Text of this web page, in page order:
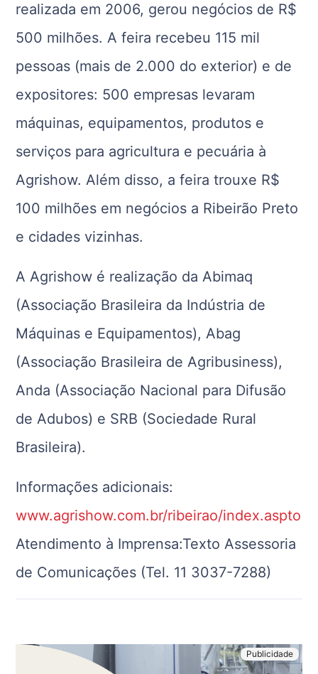
realizada em 2006, gerou negócios de R$
500 milhões. A feira recebeu 115 mil
pessoas (mais de 2.000 do exterior) e de
expositores: 500 empresas levaram
máquinas, equipamentos, produtos e
serviços para agricultura e pecuária à
Agrishow. Além disso, a feira trouxe R$
100 milhões em negócios a Ribeirão Preto
e cidades vizinhas.
A Agrishow é realização da Abimaq
(Associação Brasileira da Indústria de
Máquinas e Equipamentos), Abag
(Associação Brasileira de Agribusiness),
Anda (Associação Nacional para Difusão
de Adubos) e SRB (Sociedade Rural
Brasileira).
Informações adicionais:
www.agrishow.com.br/ribeirao/index.aspto
Atendimento à Imprensa:Texto Assessoria
de Comunicações (Tel. 11 3037-7288)